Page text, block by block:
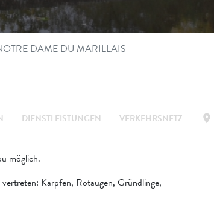
DAME DU MARILLAIS
DIENSTLEISTUNGEN VERKEHRSNETZ location_on
möglich.
Karpfen, Rotaugen, Gründlinge,